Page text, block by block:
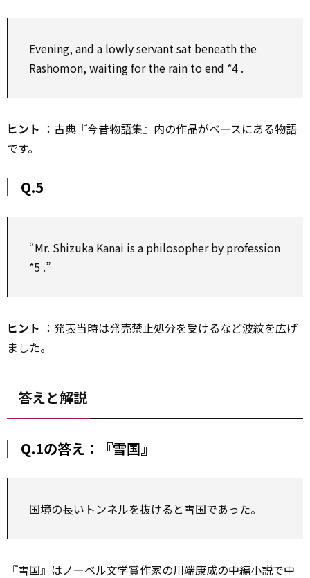
Evening, and a lowly servant sat beneath the
Rashomon, waitingforthe rain toend *4 .
ヒント ：古典『今昔物語集』内の作品がベースにある物語
です。
Q.5
“Mr. Shizuka Kanai is a philosopher by profession
*5 .”
ヒント ：発表当時は発売禁止処分を受けるなど波紋を広げ
ました。
答えと解説
Q.1の答え：『雪国』
国境の長いトンネルを抜けると雪国であった。
『雪国』はノーベル文学賞作家の川端康成の中編小説で中